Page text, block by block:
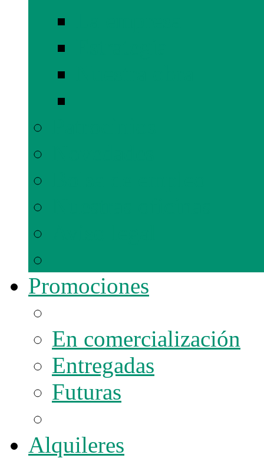
Promociones
En comercialización
Entregadas
Futuras
Alquileres